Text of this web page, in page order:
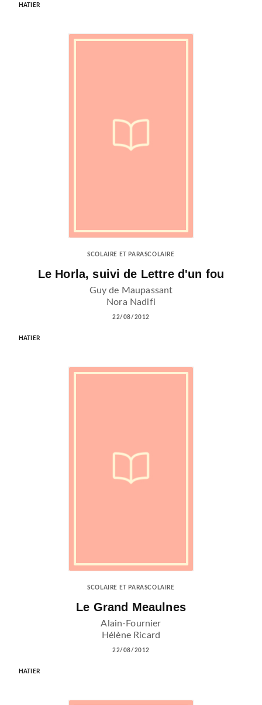
HATIER
SCOLAIRE ET PARASCOLAIRE
Le Horla, suivi de Lettre d'un fou
Guy de Maupassant
Nora Nadifi
22/08/2012
HATIER
SCOLAIRE ET PARASCOLAIRE
Le Grand Meaulnes
Alain-Fournier
Hélène Ricard
22/08/2012
HATIER